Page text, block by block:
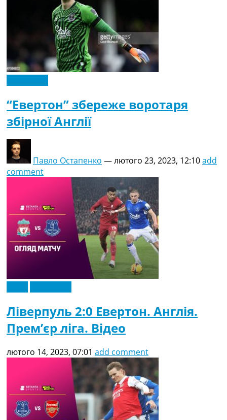
“Евертон” збереже воротаря
збірної Англії
Павло Остапенко —лютого 23, 2023, 12:10add
comment
Ліверпуль 2:0 Евертон. Англія.
Прем’єр ліга. Відео
лютого 14, 2023, 07:01 add comment